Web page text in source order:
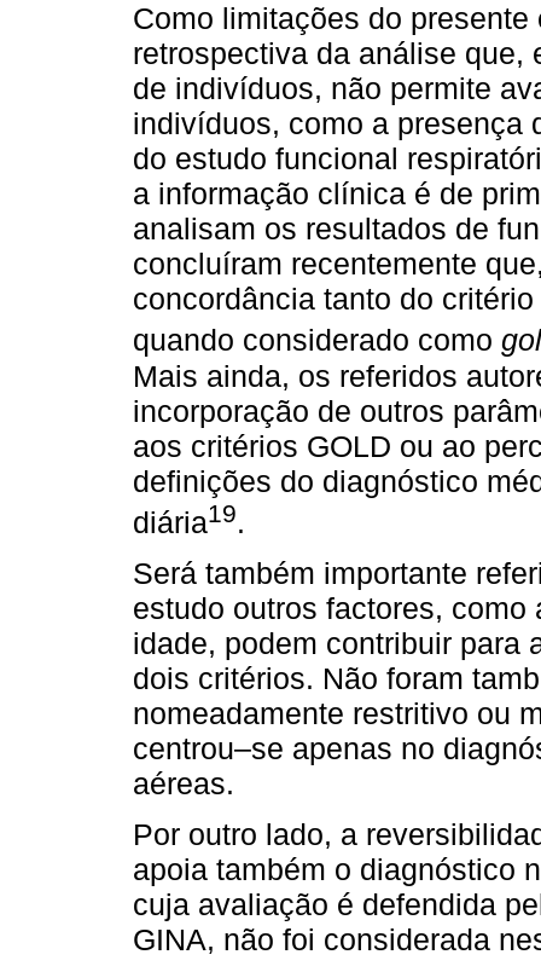
Como limitações do
retrospectiva da análise que,
de indivíduos, não permite
indivíduos, como a presença
do estudo funcional
a informação clínica é de
analisam os resultados de
concluíram recentemente
concordância tanto do
quando considerado como
Mais ainda, os referidos
incorporação de outros
aos critérios GOLD ou ao
definições do diagnóstico
diária19.
Será também importante
estudo outros factores,
idade, podem contribuir para
dois critérios. Não foram
nomeadamente restritivo ou
centrou–se apenas no
aéreas.
Por outro lado, a
apoia também o diagnóstico
cuja avaliação é defendida
GINA, não foi considerada